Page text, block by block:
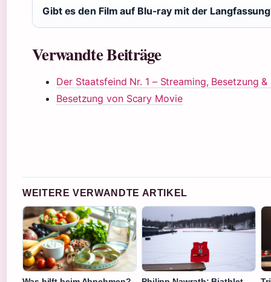
Gibt es den Film auf Blu-ray mit der
Verwandte Beiträge
Der Staatsfeind Nr. 1 – Streaming, Besetzung &
Besetzung von Scary Movie
WEITERE VERWANDTE ARTIKEL